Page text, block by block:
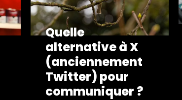
Quelle
alternative à X
(anciennement
Twitter) pour
communiquer ?